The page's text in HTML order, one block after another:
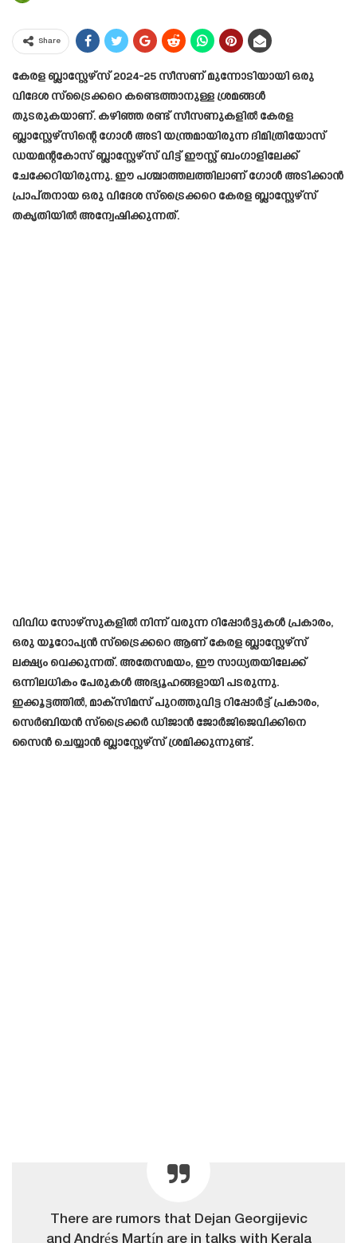
Share
കേരള ബ്ലാസ്റ്റേഴ്‌സ് 2024-25 സീസണ് മുന്നോടിയായി ഒരു
വിദേശ സ്ട്രൈക്കറെ കണ്ടെത്താനുള്ള ശ്രമങ്ങൾ
തുടരുകയാണ്. കഴിഞ്ഞ രണ്ട് സീസണുകളിൽ കേരള
ബ്ലാസ്റ്റേഴ്സിന്റെ ഗോൾ അടി യന്ത്രമായിരുന്ന ദിമിത്രിയോസ്
ഡയമന്റകോസ് ബ്ലാസ്റ്റേഴ്‌സ് വിട്ട് ഈസ്റ്റ് ബംഗാളിലേക്ക്
ചേക്കേറിയിരുന്നു. ഈ പശ്ചാത്തലത്തിലാണ് ഗോൾ അടിക്കാൻ
പ്രാപ്തനായ ഒരു വിദേശ സ്ട്രൈക്കറെ കേരള ബ്ലാസ്റ്റേഴ്സ്
തകൃതിയിൽ അന്വേഷിക്കുന്നത്.
വിവിധ സോഴ്സുകളിൽ നിന്ന് വരുന്ന റിപ്പോർട്ടുകൾ പ്രകാരം,
ഒരു യൂറോപ്യൻ സ്ട്രൈക്കറെ ആണ് കേരള ബ്ലാസ്റ്റേഴ്സ്
ലക്ഷ്യം വെക്കുന്നത്. അതേസമയം, ഈ സാധ്യതയിലേക്ക്
ഒന്നിലധികം പേരുകൾ അഭ്യൂഹങ്ങളായി പടരുന്നു.
ഇക്കൂട്ടത്തിൽ, മാക്സിമസ് പുറത്തുവിട്ട റിപ്പോർട്ട് പ്രകാരം,
സെർബിയൻ സ്ട്രൈക്കർ ഡിജാൻ ജോർജിജെവിക്കിനെ
സൈൻ ചെയ്യാൻ ബ്ലാസ്റ്റേഴ്‌സ് ശ്രമിക്കുന്നുണ്ട്.
There are rumors that Dejan Georgijevic
and Andrés Martín are in talks with Kerala